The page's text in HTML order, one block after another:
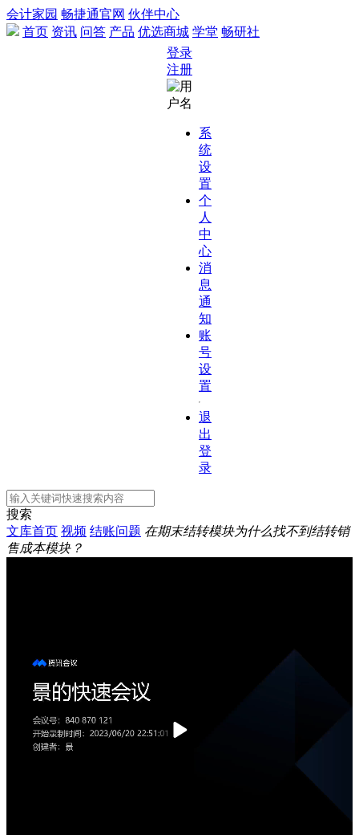
会计家园 畅捷通官网 伙伴中心
首页 资讯 问答 产品 优选商城 学堂 畅研社
登录
注册
系
统
设
置
个
人
中
心
消
息
通
知
账
号
设
置
退
出
登
录
搜索
文库首页 视频 结账问题 在期末结转模块为什么找不到结转销
售成本模块？